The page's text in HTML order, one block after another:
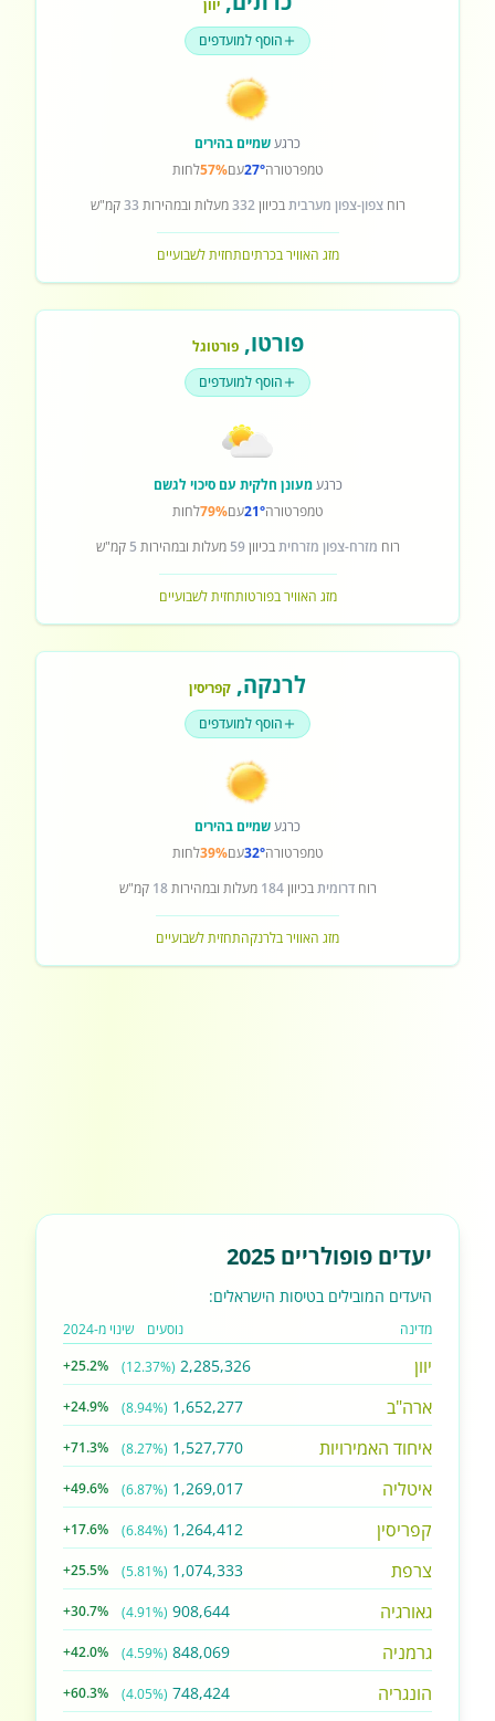
יוון
הוסף למועדפים
כרגעשמיים בהירים
טמפרטורה27°עם57%לחות
רוחצפון-צפון מערביתבכיוון332מעלות ובמהירות 33קמ"ש
מזג האוויר בכרתיםתחזית לשבועיים
פורטו,פורטוגל
הוסף למועדפים
כרגעמעונן חלקית עם סיכוי לגשם
טמפרטורה21°עם79%לחות
רוח מזרח-צפון מזרחיתבכיוון59 מעלות ובמהירות 5 קמ"ש
מזג האוויר בפורטותחזית לשבועיים
לרנקה, קפריסין
הוסף למועדפים
כרגעשמיים בהירים
טמפרטורה32°עם39%לחות
רוחדרומיתבכיוון184 מעלות ובמהירות18 קמ"ש
מזג האוויר בלרנקהתחזית לשבועיים
יעדים פופולריים 2025
היעדים המובילים בטיסות הישראלים:
מדינה נוסעים שינוי מ-2024
יוון 2,285,326
(12.37%)
+25.2%
ארה"ב 1,652,277
(8.94%)
+24.9%
איחוד האמירויות 1,527,770
(8.27%)
+71.3%
איטליה 1,269,017
(6.87%)
+49.6%
קפריסין 1,264,412
(6.84%)
+17.6%
צרפת 1,074,333
(5.81%)
+25.5%
גאורגיה 908,644
(4.91%)
+30.7%
גרמניה 848,069
(4.59%)
+42.0%
הונגריה 748,424
(4.05%)
+60.3%